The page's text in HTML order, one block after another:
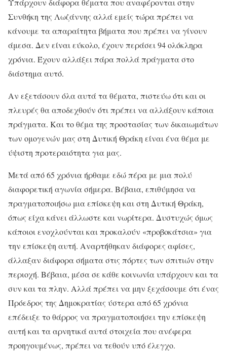
Συνθήκη της Λωζάννης αλλά εμείς τώρα πρέπει να
κάνουμε τα απαραίτητα βήματα που πρέπει να γίνουν
άμεσα. Δεν είναι εύκολο, έχουν περάσει 94 ολόκληρα
χρόνια. Έχουν αλλάξει πάρα πολλά πράγματα στο
διάστημα αυτό.
Αν εξετάσουν όλα αυτά τα θέματα, πιστεύω ότι και οι
πλευρές θα αποδεχθούν ότι πρέπει να αλλάξουν κάποια
πράγματα. Και το θέμα της προστασίας των δικαιωμάτων
των ομογενών μας στη Δυτική Θράκη είναι ένα θέμα με
ύψιστη προτεραιότητα για μας.
Μετά από 65 χρόνια ήρθαμε εδώ πέρα με μια πολύ
διαφορετική αγωνία σήμερα. Βέβαια, επιθύμησα να
πραγματοποιήσω μια επίσκεψη και στη Δυτική Θράκη,
όπως είχα κάνει άλλωστε και νωρίτερα. Δυστυχώς όμως
κάποιοι ενοχλούνται και προκαλούν «προβοκάτσια» για
την επίσκεψη αυτή. Αναρτήθηκαν διάφορες αφίσες,
άλλαξαν διάφορα σήματα στις πόρτες των σπιτιών στην
περιοχή. Βέβαια, μέσα σε κάθε κοινωνία υπάρχουν και τα
συν και τα πλην. Αλλά πρέπει να μην ξεχάσουμε ότι ένας
Πρόεδρος της Δημοκρατίας ύστερα από 65 χρόνια
επέδειξε το θάρρος να πραγματοποιήσει την επίσκεψη
αυτή και τα αρνητικά αυτά στοιχεία που ανέφερα
προηγουμένως, πρέπει να τεθούν υπό έλεγχο.